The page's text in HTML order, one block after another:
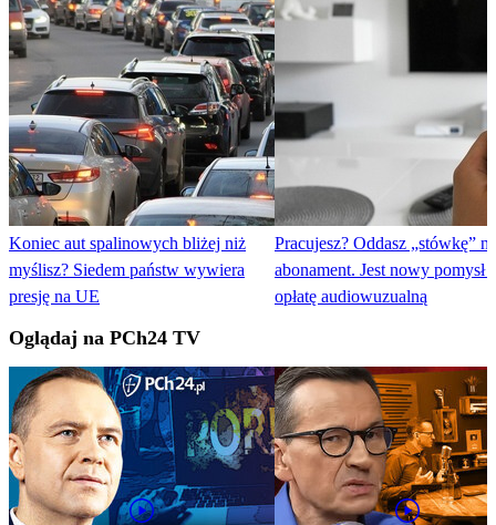
Koniec aut spalinowych bliżej niż
myślisz? Siedem państw wywiera
presję na UE
Pracujesz? Oddasz „stówkę” na
abonament. Jest nowy pomysł
opłatę audiowuzualną
Oglądaj na PCh24 TV